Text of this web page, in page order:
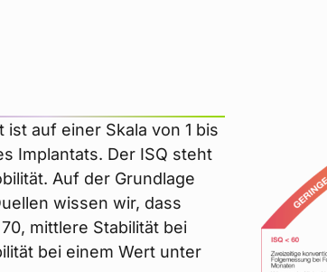
auf einer Skala von 1 bis
Implantats. Der ISQ steht
Auf der Grundlage
wissen wir, dass
mittlere Stabilität bei
bei einem Wert unter